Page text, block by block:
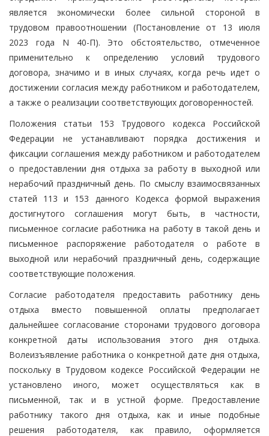
является экономически более сильной стороной в
трудовом правоотношении (Постановление от 13 июля
2023 года N 40-П). Это обстоятельство, отмеченное
применительно к определению условий трудового
договора, значимо и в иных случаях, когда речь идет о
достижении согласия между работником и работодателем,
а также о реализации соответствующих договоренностей.
Положения статьи 153 Трудового кодекса Российской
Федерации не устанавливают порядка достижения и
фиксации соглашения между работником и работодателем
о предоставлении дня отдыха за работу в выходной или
нерабочий праздничный день. По смыслу взаимосвязанных
статей 113 и 153 данного Кодекса формой выражения
достигнутого соглашения могут быть, в частности,
письменное согласие работника на работу в такой день и
письменное распоряжение работодателя о работе в
выходной или нерабочий праздничный день, содержащие
соответствующие положения.
Согласие работодателя предоставить работнику день
отдыха вместо повышенной оплаты предполагает
дальнейшее согласование сторонами трудового договора
конкретной даты использования этого дня отдыха.
Волеизъявление работника о конкретной дате дня отдыха,
поскольку в Трудовом кодексе Российской Федерации не
установлено иного, может осуществляться как в
письменной, так и в устной форме. Предоставление
работнику такого дня отдыха, как и иные подобные
решения работодателя, как правило, оформляется